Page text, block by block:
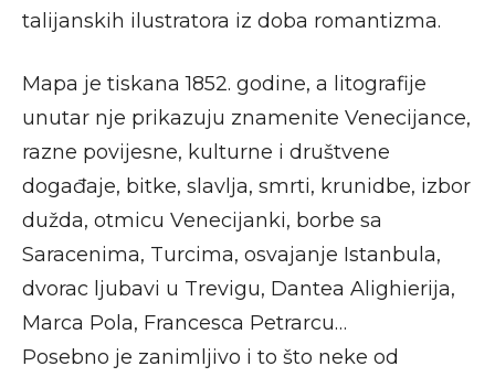
talijanskih ilustratora iz doba romantizma.
Mapa je tiskana 1852. godine, a litografije
unutar nje prikazuju znamenite Venecijance,
razne povijesne, kulturne i društvene
događaje, bitke, slavlja, smrti, krunidbe, izbor
dužda, otmicu Venecijanki, borbe sa
Saracenima, Turcima, osvajanje Istanbula,
dvorac ljubavi u Trevigu, Dantea Alighierija,
Marca Pola, Francesca Petrarcu…
Posebno je zanimljivo i to što neke od